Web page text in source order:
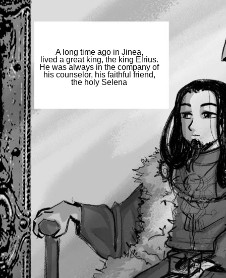
A long time ago in Jinea,
lived a great king, the king Elrius.
He was always in the company of
his counselor, his faithful friend,
the holy Selena